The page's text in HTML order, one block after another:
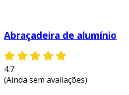
Abraçadeira de alumínio
4.7
(Ainda sem avaliações)